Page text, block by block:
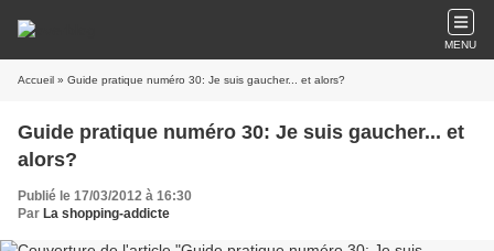
MENU
Accueil » Guide pratique numéro 30: Je suis gaucher... et alors?
Guide pratique numéro 30: Je suis gaucher... et
alors?
Publié le 17/03/2012 à 16:30
Par La shopping-addicte